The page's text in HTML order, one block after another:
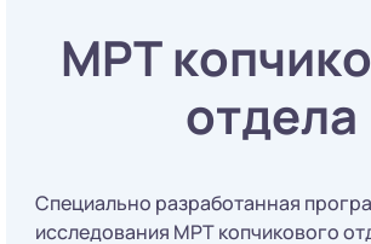
МРТ
отдела
Специально разработанная
исследования МРТ копчикового